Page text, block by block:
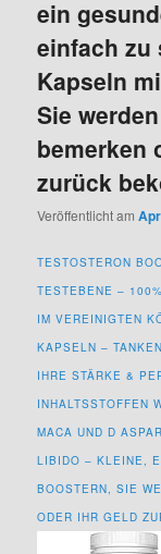
ein
einfach zu
Kapseln
Sie
bemerken
zurück
Veröffentlicht am
TESTOSTERON
TESTEBENE –
IM VEREINIGTEN
KAPSELN –
IHRE STÄRKE &
INHALTSSTOFFEN
MACA UND D
LIBIDO – KLEINE,
BOOSTERN, SIE
ODER IHR GELD